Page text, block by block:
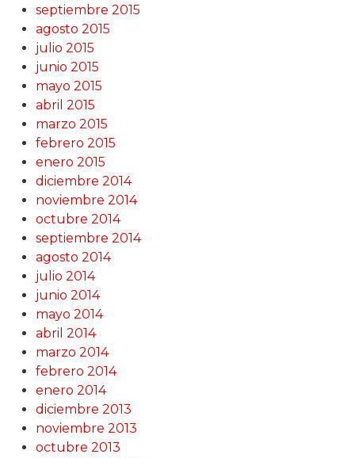
septiembre 2015
agosto 2015
julio 2015
junio 2015
mayo 2015
abril 2015
marzo 2015
febrero 2015
enero 2015
diciembre 2014
noviembre 2014
octubre 2014
septiembre 2014
agosto 2014
julio 2014
junio 2014
mayo 2014
abril 2014
marzo 2014
febrero 2014
enero 2014
diciembre 2013
noviembre 2013
octubre 2013